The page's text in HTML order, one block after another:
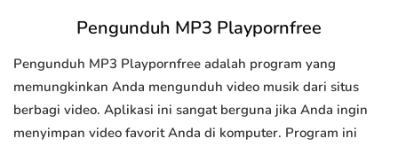
Pengunduh MP3 Playpornfree
Pengunduh MP3 Playpornfree adalah program yang
memungkinkan Anda mengunduh video musik dari situs
berbagi video. Aplikasi ini sangat berguna jika Anda ingin
menyimpan video favorit Anda di komputer. Program ini